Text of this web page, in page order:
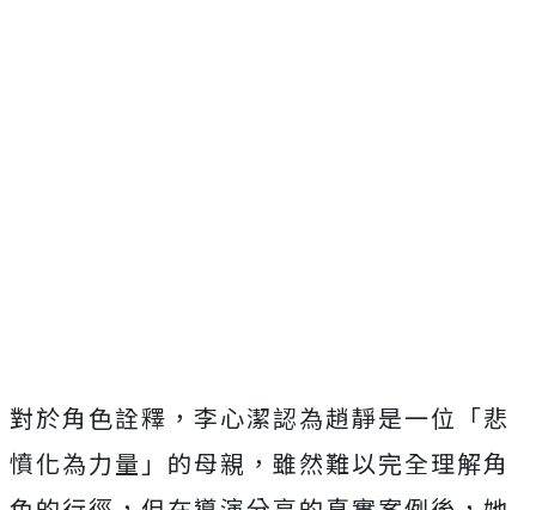
對於角色詮釋，李心潔認為趙靜是一位「悲
憤化為力量」的母親，雖然難以完全理解角